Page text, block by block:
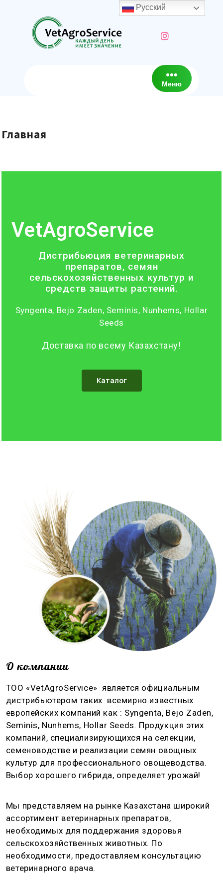
Меню
Главная
VetAgroService
Дистрибьюция ветеринарных
препаратов, семян
сельскохозяйственных культур и
средств защиты растений.
Syngenta, Bejo Zaden, Seminis, Nunhems, Hollar
Seeds
Доставка по всему Казахстану!
Каталог
О компании
ТОО «VetAgroService» является официальным
дистрибьютером таких всемирно известных
европейских компаний как : Syngenta, Bejo Zaden,
Seminis, Nunhems, Hollar Seeds. Продукция этих
компаний, специализирующихся на селекции,
семеноводстве и реализации семян овощных
культур для профессионального овощеводства.
Выбор хорошего гибрида, определяет урожай!
Мы представляем на рынке Казахстана широкий
ассортимент ветеринарных препаратов,
необходимых для поддержания здоровья
сельскохозяйственных животных. По
необходимости, предоставляем консультацию
ветеринарного врача.
Русский